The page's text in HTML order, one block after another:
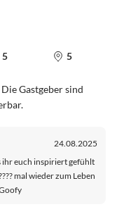
5 5
Gastgeber sind
24.08.2025
ihr euch inspiriert gefühlt
mal wieder zum Leben